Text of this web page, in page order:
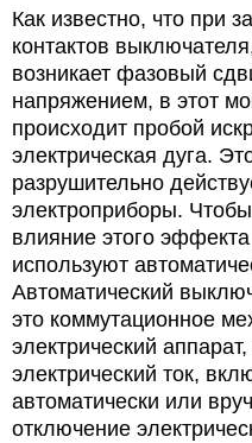
Как известно, что при
контактов
возникает фазовый
напряжением, в этот
происходит пробой
электрическая дуга.
разрушительно
электроприборы.
влияние этого эффекта
используют
Автоматический
это коммутационное
электрический
электрический ток,
автоматически или
отключение